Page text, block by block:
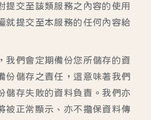
提交至該類服務之內容的使用
就提交至本服務的任何內容給
我們會定期備份您所儲存的資
份儲存之責任，這意味著我們
儲存失敗的資料負責。我們亦
被正常顯示、亦不擔保資料傳